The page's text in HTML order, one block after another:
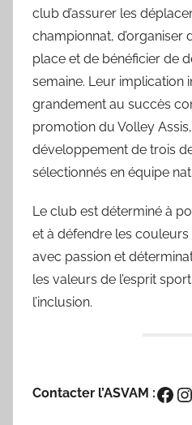
club d’assurer les
championnat, d’organiser
place et de bénéficier de
semaine. Leur implication
grandement au succès
promotion du Volley Assis,
développement de trois
sélectionnés en équipe
Le club est déterminé à
et à défendre les couleurs
avec passion et
les valeurs de l’esprit
l’inclusion.
Contacter l’ASVAM :